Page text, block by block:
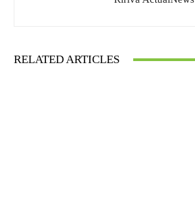
RELATED ARTICLES